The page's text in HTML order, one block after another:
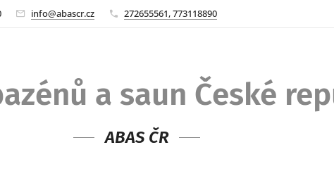
info@abascr.cz 272655561, 773118890
a saun České
ABAS ČR